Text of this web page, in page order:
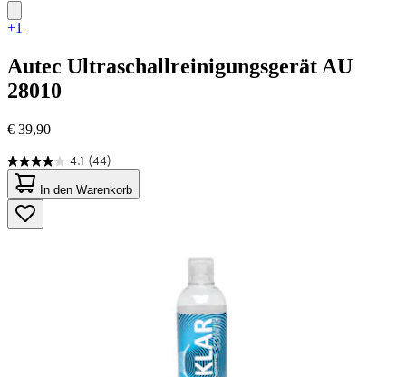
+1
Autec Ultraschallreinigungsgerät AU
28010
€ 39,90
4.1 (44)
4.1
von
5
Sternen.
44
In den Warenkorb